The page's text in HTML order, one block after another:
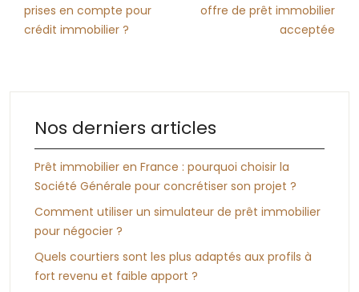
prises en compte pour
crédit immobilier ?
offre de prêt immobilier
acceptée
Nos derniers articles
Prêt immobilier en France : pourquoi choisir la
Société Générale pour concrétiser son projet ?
Comment utiliser un simulateur de prêt immobilier
pour négocier ?
Quels courtiers sont les plus adaptés aux profils à
fort revenu et faible apport ?